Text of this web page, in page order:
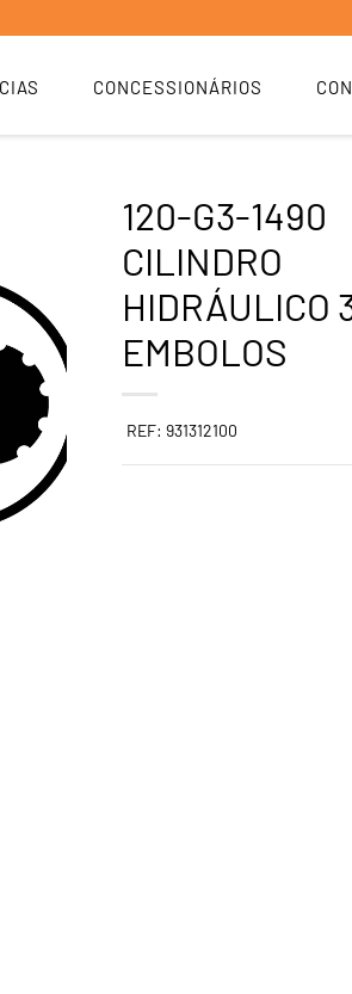
CONCESSIONÁRIOS
120-G3-1490
CILINDRO
HIDRÁULICO
EMBOLOS
REF: 931312100